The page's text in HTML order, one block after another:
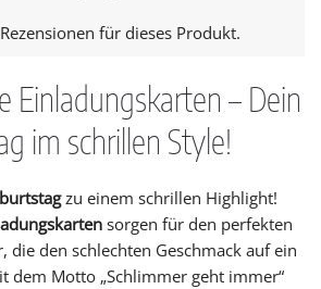
für dieses Produkt.
Einladungskarten – Dein
im schrillen Style!
zu einem schrillen Highlight!
sorgen für den perfekten
die den schlechten Geschmack auf ein
dem Motto „Schlimmer geht immer“